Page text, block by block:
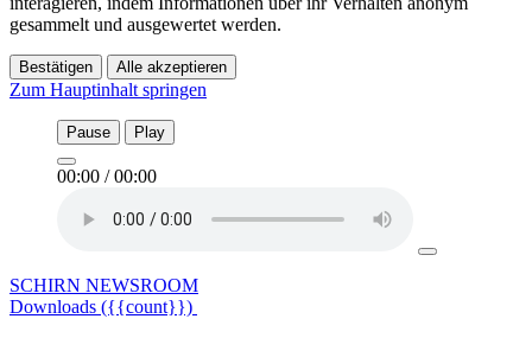
gesammelt und ausgewertet werden.
Bestätigen Alle akzeptieren
Zum Hauptinhalt springen
Pause Play
00:00 /00:00
SCHIRN NEWSROOM
Downloads ({{count}})